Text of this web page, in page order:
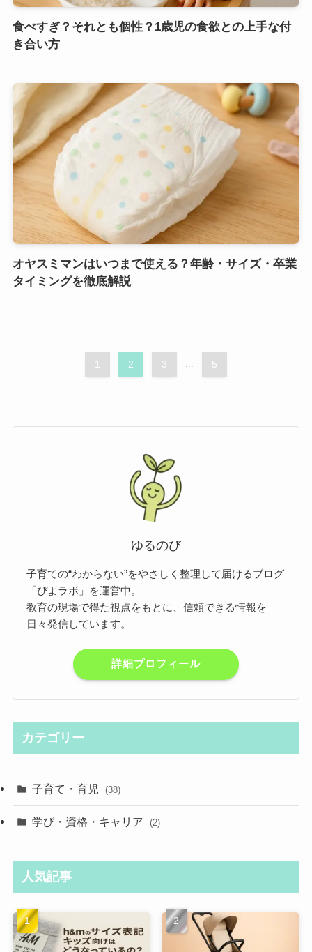
食べすぎ？それとも個性？1歳児の食欲との上手な付
き合い方
オヤスミマンはいつまで使える？年齢・サイズ・卒業
タイミングを徹底解説
1 2 3 ... 5
ゆるのび
子育ての“わからない”をやさしく整理して届けるブログ
「ぴよラボ」を運営中。
教育の現場で得た視点をもとに、信頼できる情報を
日々発信しています。
詳細プロフィール
カテゴリー
子育て・育児 (38)
学び・資格・キャリア (2)
人気記事